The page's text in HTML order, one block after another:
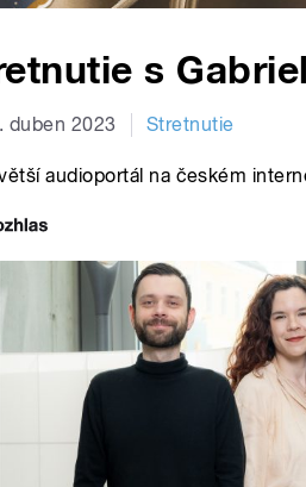
s
duben 2023 Stretnutie
audioportál na českém